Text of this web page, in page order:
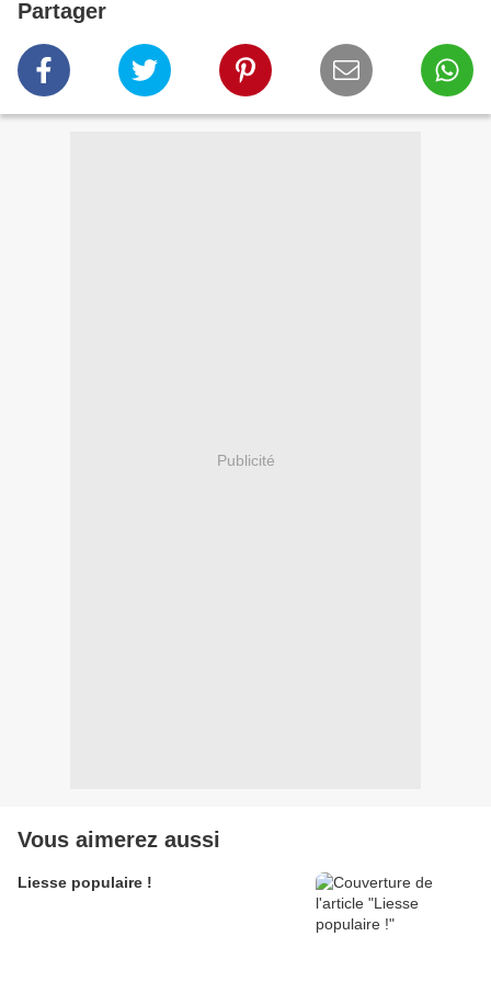
Partager
Publicité
Vous aimerez aussi
Liesse populaire !